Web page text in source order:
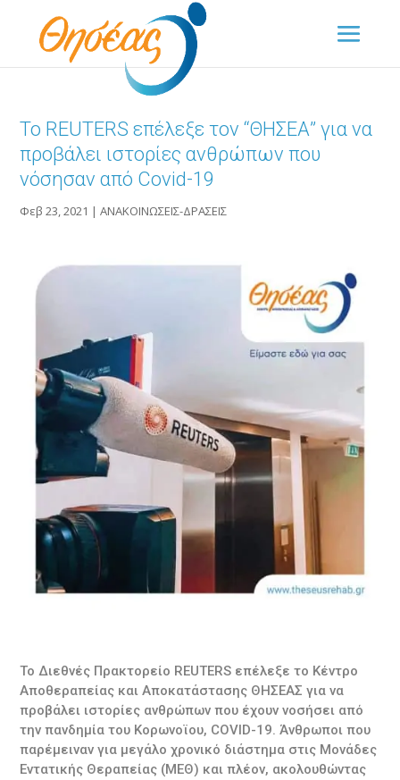
Το REUTERS επέλεξε τον “ΘΗΣΕΑ” για να
προβάλει ιστορίες ανθρώπων που
νόσησαν από Covid-19
Φεβ 23, 2021 |ΑΝΑΚΟΙΝΩΣΕΙΣ-ΔΡΑΣΕΙΣ
Το Διεθνές Πρακτορείο REUTERS επέλεξε το Κέντρο
Αποθεραπείας και Αποκατάστασης ΘΗΣΕΑΣ για να
προβάλει ιστορίες ανθρώπων που έχουν νοσήσει από
την πανδημία του Κορωνοϊου, COVID-19. Άνθρωποι που
παρέμειναν για μεγάλο χρονικό διάστημα στις Μονάδες
Εντατικής Θεραπείας (ΜΕΘ) και πλέον, ακολουθώντας